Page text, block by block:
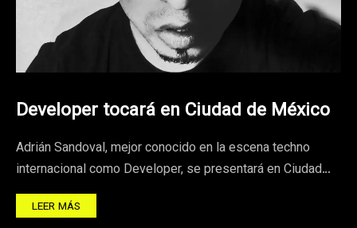
Developer tocará en Ciudad de México
Adrián Sandoval, mejor conocido en la escena techno
internacional como Developer, se presentará en Ciudad…
LEER MÁS